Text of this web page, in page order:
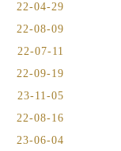
22-04-29
22-08-09
22-07-11
22-09-19
23-11-05
22-08-16
23-06-04